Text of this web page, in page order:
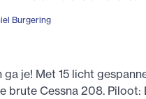
Burgering
ga je! Met 15 licht
brute Cessna 208. Piloot: